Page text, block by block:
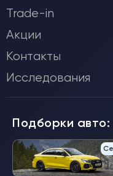
Trade-in
Акции
Контакты
Исследования
Подборки авто: